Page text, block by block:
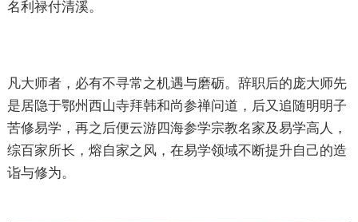
名利禄付清溪。
凡大师者，必有不寻常之机遇与磨砺。辞职后的庞大师先
是居隐于鄂州西山寺拜韩和尚参禅问道，后又追随明明子
苦修易学，再之后便云游四海参学宗教名家及易学高人，
综百家所长，熔自家之风，在易学领域不断提升自己的造
诣与修为。